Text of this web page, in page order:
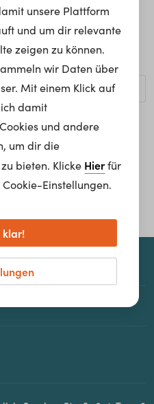
nicht gefunden werden.
Begriff suchen?
unsere Plattform
und um dir relevante
zeigen zu können.
wir Daten über
Mit einem Klick auf
damit
und andere
um dir die
bieten. Klicke Hierfür
Einstellungen.
klar!